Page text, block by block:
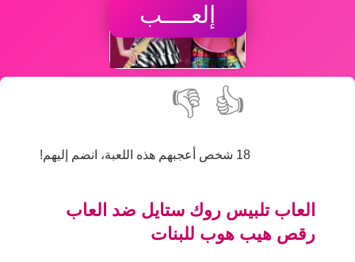
إلعــــب
👍
👎
18 شخص أعجبهم هذه اللعبة، انضم إليهم!
العاب تلبيس روك ستايل ضد العاب
رقص هيب هوب للبنات